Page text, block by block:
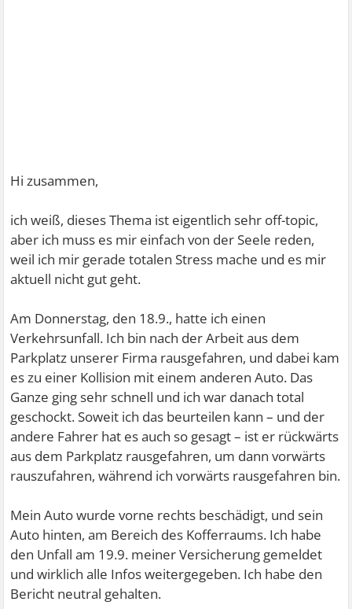
Hi zusammen,
ich weiß, dieses Thema ist eigentlich sehr off-topic,
aber ich muss es mir einfach von der Seele reden,
weil ich mir gerade totalen Stress mache und es mir
aktuell nicht gut geht.
Am Donnerstag, den 18.9., hatte ich einen
Verkehrsunfall. Ich bin nach der Arbeit aus dem
Parkplatz unserer Firma rausgefahren, und dabei kam
es zu einer Kollision mit einem anderen Auto. Das
Ganze ging sehr schnell und ich war danach total
geschockt. Soweit ich das beurteilen kann – und der
andere Fahrer hat es auch so gesagt – ist er rückwärts
aus dem Parkplatz rausgefahren, um dann vorwärts
rauszufahren, während ich vorwärts rausgefahren bin.
Mein Auto wurde vorne rechts beschädigt, und sein
Auto hinten, am Bereich des Kofferraums. Ich habe
den Unfall am 19.9. meiner Versicherung gemeldet
und wirklich alle Infos weitergegeben. Ich habe den
Bericht neutral gehalten.